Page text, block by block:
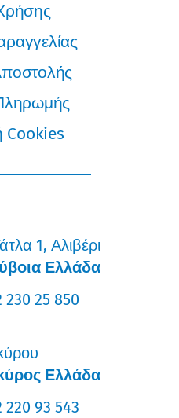
Cookies
1, Αλιβέρι
Ελλάδα
230 25 850
Ελλάδα
220 93 543